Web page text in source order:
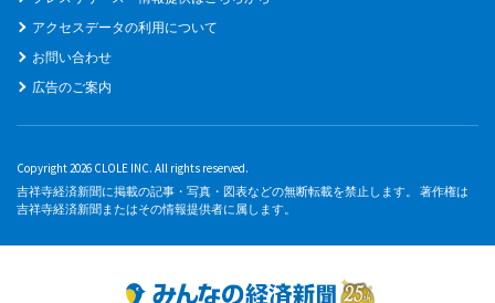
アクセスデータの利用について
お問い合わせ
広告のご案内
Copyright 2026 CLOLE INC. All rights reserved.
吉祥寺経済新聞に掲載の記事・写真・図表などの無断転載を禁止します。 著作権は
吉祥寺経済新聞またはその情報提供者に属します。